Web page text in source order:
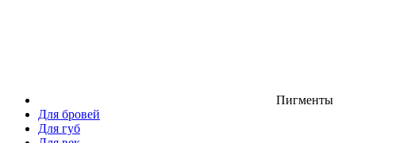
Пигменты
Для бровей
Для губ